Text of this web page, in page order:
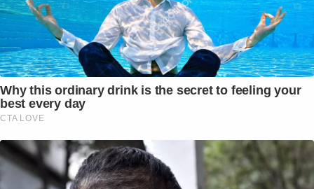
Why this ordinary drink is the secret to feeling your
best every day
CTA LOVE